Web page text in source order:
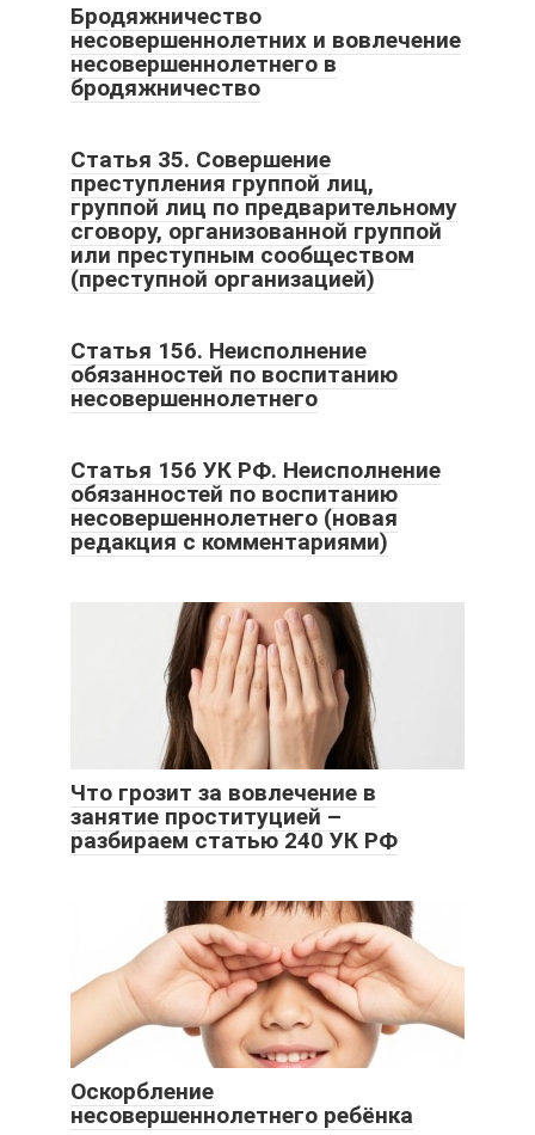
Бродяжничество
несовершеннолетних и вовлечение
несовершеннолетнего в
бродяжничество
Статья 35. Совершение
преступления группой лиц,
группой лиц по предварительному
сговору, организованной группой
или преступным сообществом
(преступной организацией)
Статья 156. Неисполнение
обязанностей по воспитанию
несовершеннолетнего
Статья 156 УК РФ. Неисполнение
обязанностей по воспитанию
несовершеннолетнего (новая
редакция с комментариями)
Что грозит за вовлечение в
занятие проституцией –
разбираем статью 240 УК РФ
Оскорбление
несовершеннолетнего ребёнка